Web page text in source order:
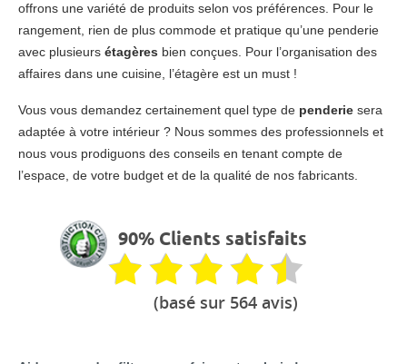
offrons une variété de produits selon vos préférences. Pour le
rangement, rien de plus commode et pratique qu’une penderie
avec plusieurs étagères bien conçues. Pour l’organisation des
affaires dans une cuisine, l’étagère est un must !
Vous vous demandez certainement quel type de penderie sera
adaptée à votre intérieur ? Nous sommes des professionnels et
nous vous prodiguons des conseils en tenant compte de
l’espace, de votre budget et de la qualité de nos fabricants.
90% Clients satisfaits
(basé sur 564 avis)